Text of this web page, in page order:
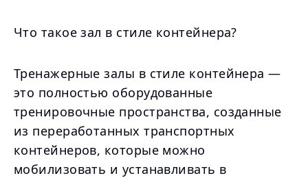
Что такое зал в стиле контейнера?
Тренажерные залы в стиле контейнера —
это полностью оборудованные
тренировочные пространства, созданные
из переработанных транспортных
контейнеров, которые можно
мобилизовать и устанавливать в